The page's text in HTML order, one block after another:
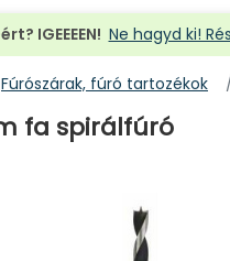
IGEEEEN! Ne hagyd ki!
Fúrószárak, fúró tartozékok
fa spirálfúró